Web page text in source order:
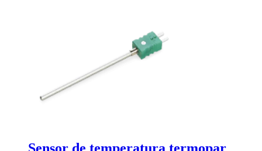
Sensor de temperatura termopar